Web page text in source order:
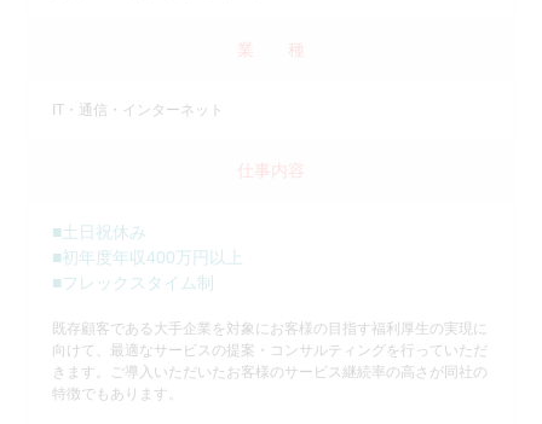
業 種
IT・通信・インターネット
仕事内容
■土日祝休み
■初年度年収400万円以上
■フレックスタイム制
既存顧客である大手企業を対象にお客様の目指す福利厚生の実現に
向けて、最適なサービスの提案・コンサルティングを行っていただ
きます。ご導入いただいたお客様のサービス継続率の高さが同社の
特徴でもあります。